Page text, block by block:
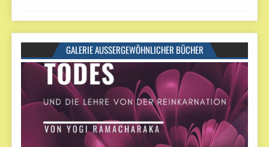
GALERIE AUSSERGEWÖHNLICHER BÜCHER